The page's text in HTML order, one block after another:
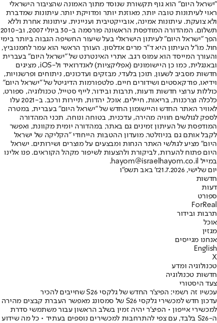
"ישראל היום" הוא גוף תקשורת שנוסד מתוך האמונה שהציבור הישראלי
ראוי לעיתונות טובה יותר, מאוזנת יותר ומדויקת יותר. עיתונות שמדברת
ולא צועקת. עיתונות אמינה, אובייקטיבית ועניינית. עיתונות אחרת וללא
תשלום. המהדורה המודפסת הראשונה פורסמה ב-30 ביולי 2007, וב-2010
הפך "ישראל היום" לעיתון הישראלי בעל שיעור החשיפה הגבוה ביותר בימי
חול. מו"ל העיתון היא ד"ר מרים אדלסון. העורך הראשי הוא עמר לחמנוביץ,
והעורך המייסד הוא עמוס רגב. אתרי האינטרנט של "ישראל היום" בעברית
ובאנגלית, כמו כן היישומונים (אפליקציות) לאנדרואיד ול-iOS, מציגים
חדשות מסביב לשעון, תוכן בלעדי, מבזקים ועדכונים, ניתוחים ופרשנויות,
וידיאו, פודקאסטים ושידורים חיים. פלטפורמות הדיגיטל של "ישראל היום"
כוללות ערוצי חדשות ודעות, תרבות ובידור, לייף סטייל, טכנולוגיה, ספורט,
כלכלה וצרכנות, בריאות, חיילים, אוכל, יהדות, תיירות ורכב. ב-2021 עלו
לאוויר האתר החדש והיישומון החדש של "ישראל היום" בעברית, במטרה
לספק לגולשים חוויה מהירה, עדכנית, בטוחה ונוחה. תכני המהדורה
המודפסת של העיתון זמינים גם באתר, במהדורה יומית מקוונת, ואפשר
לקבל אותם גם בניוזלטר. מועדון ההטבות הייחודי "הקליקה של ישראל
היום" מציע לגולשי האתר הנחות ומבצעים על מוצרים ושירותים. ישראל
היום פתוח להערות, לביקורת ולהצעות לשיפור מקהל הקוראים. פנו אלינו
במייל hayom@israelhayom.co.il.
יום שלישי, 21.7.2026
ז' באב תשפ"ו
חדשות
דעות
ספורט
ForReal
תרבות ובידור
אוכל
מגזין
אנחנו מגייסים
English
X
טכנולוגיה ומדע
חדשות טכנולוגיה
צעד היסטורי
עכשיו זה רשמי: הפיצ'ר החדש של גלקסי S26 שחייבים להכיר
עדכון חדש למכשירי גלקסי S26 של סמסונג מאפשר העברת קבצים מהירה
למכשירי אייפון • הפיצ'ר יהיה זמין בשלב הראשון עבור משתמשי סדרת
ה-S26 בלבד, עם צפי להתרחבות למכשירים נוספים בעתיד • כל מה שידוע